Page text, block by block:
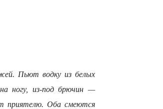
Пьют водку из белых
ногу, из-под брючин —
приятелю. Оба смеются